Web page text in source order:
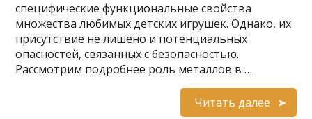
специфические функциональные свойства
множества любимых детских игрушек. Однако, их
присутствие не лишено и потенциальных
опасностей, связанных с безопасностью.
Рассмотрим подробнее роль металлов в …
Читать далее